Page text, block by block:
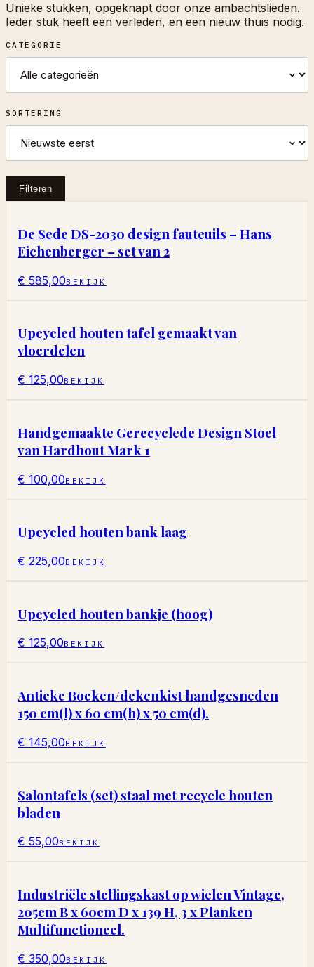
Unieke stukken, opgeknapt door onze ambachtslieden.
Ieder stuk heeft een verleden, en een nieuw thuis nodig.
CATEGORIE
SORTERING
Filteren
De Sede DS-2030 design fauteuils – Hans
Eichenberger – set van 2
€ 585,00BEKIJK
Upcycled houten tafel gemaakt van
vloerdelen
€ 125,00BEKIJK
Handgemaakte Gerecyclede Design Stoel
van Hardhout Mark 1
€ 100,00BEKIJK
Upcycled houten bank laag
€ 225,00BEKIJK
Upcycled houten bankje (hoog)
€ 125,00BEKIJK
Antieke Boeken/dekenkist handgesneden
150 cm(l) x 60 cm(h) x 50 cm(d).
€ 145,00BEKIJK
Salontafels (set) staal met recycle houten
bladen
€ 55,00BEKIJK
Industriële stellingskast op wielen Vintage,
205cm B x 60cm D x 139 H, 3 x Planken
Multifunctioneel.
€ 350,00BEKIJK